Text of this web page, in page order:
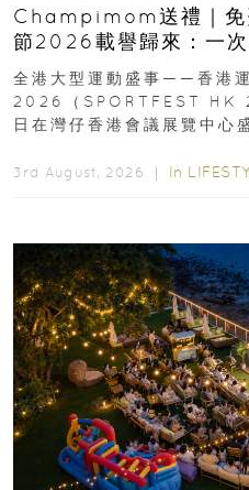
Champimom送禮｜
節2026載譽歸來：一
動、街舞比賽＋逾百運
全港大型運動盛事——香港
2026（SPORTFEST HK
日在灣仔香港會議展覽中心
3rd August, 2026 ｜ In